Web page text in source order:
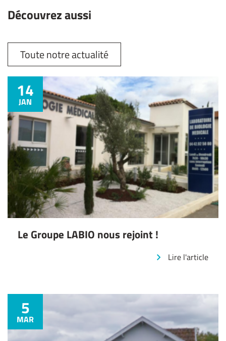
Découvrez aussi
Toute notre actualité
14
JAN
Le Groupe LABIO nous rejoint !
Lire l'article
5
MAR